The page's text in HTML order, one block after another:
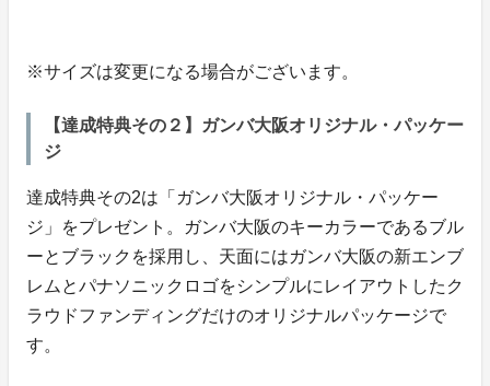
※サイズは変更になる場合がございます。
【達成特典その２】ガンバ大阪オリジナル・パッケー
ジ
達成特典その2は「ガンバ大阪オリジナル・パッケー
ジ」をプレゼント。ガンバ大阪のキーカラーであるブル
ーとブラックを採用し、天面にはガンバ大阪の新エンブ
レムとパナソニックロゴをシンプルにレイアウトしたク
ラウドファンディングだけのオリジナルパッケージで
す。